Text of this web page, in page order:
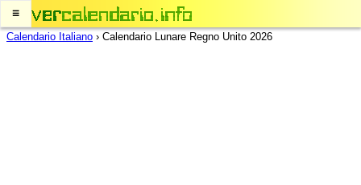
≡
Calendario Italiano › Calendario Lunare Regno Unito 2026